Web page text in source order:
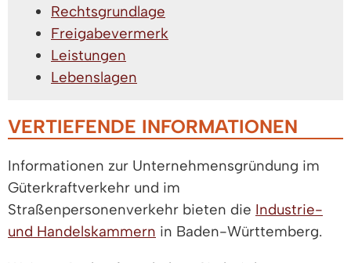
Rechtsgrundlage
Freigabevermerk
Leistungen
Lebenslagen
VERTIEFENDE INFORMATIONEN
Informationen zur Unternehmensgründung im
Güterkraftverkehr und im
Straßenpersonenverkehr bieten die Industrie-
und Handelskammern in Baden-Württemberg.